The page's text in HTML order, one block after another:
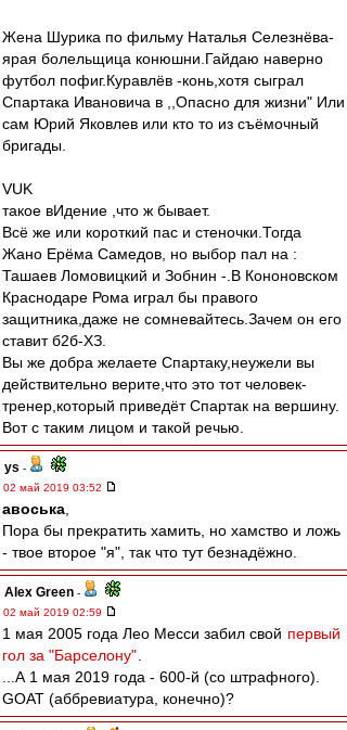
Жена Шурика по фильму Наталья Селезнёва-
ярая болельщица конюшни.Гайдаю наверно
футбол пофиг.Куравлёв -конь,хотя сыграл
Спартака Ивановича в ,,Опасно для жизни" Или
сам Юрий Яковлев или кто то из съёмочный
бригады.
VUK
такое вИдение ,что ж бывает.
Всё же или короткий пас и стеночки.Тогда
Жано Ерёма Самедов, но выбор пал на :
Ташаев Ломовицкий и Зобнин -.В Кононовском
Краснодаре Рома играл бы правого
защитника,даже не сомневайтесь.Зачем он его
ставит б2б-ХЗ.
Вы же добра желаете Спартаку,неужели вы
действительно верите,что это тот человек-
тренер,который приведёт Спартак на вершину.
Вот с таким лицом и такой речью.
ys -
02 май 2019 03:52
авоська
Пора бы прекратить хамить, но хамство и ложь
- твое второе "я", так что тут безнадёжно.
Alex Green -
02 май 2019 02:59
1 мая 2005 года Лео Месси забил свой первый
гол за "Барселону"
...А 1 мая 2019 года - 600-й (со штрафного).
GOAT (аббревиатура, конечно)?